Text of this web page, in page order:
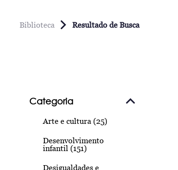
Biblioteca Resultado de Busca
Categoria
Arte e cultura (25)
Desenvolvimento
infantil (151)
Desigualdades e